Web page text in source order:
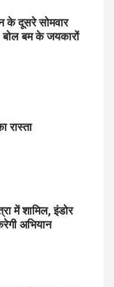
के दूसरे सोमवार
बम के जयकारों
रास्ता
में शामिल, इंडोर
अभियान